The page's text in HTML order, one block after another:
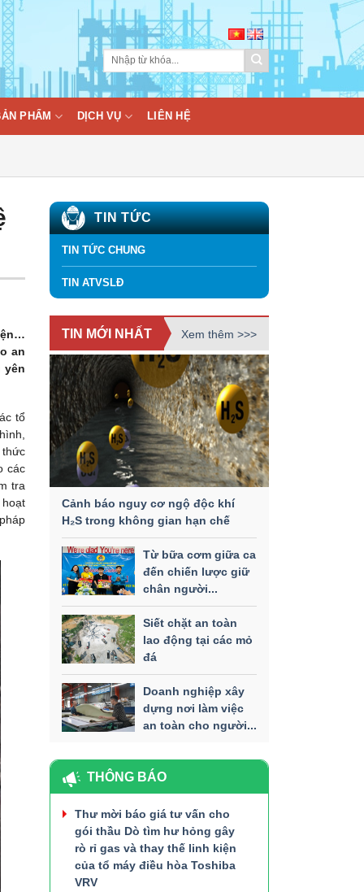
PHẨM DỊCH VỤ LIÊN HỆ
an
yên
tổ
thức
các
tra
TIN TỨC
TIN TỨC CHUNG
TIN ATVSLĐ
TIN MỚI NHẤT Xem thêm >>>
Cảnh báo nguy cơ ngộ độc khí
H₂S trong không gian hạn chế
Từ bữa cơm giữa ca
đến chiến lược giữ
chân người...
Siết chặt an toàn
lao động tại các mỏ
đá
Doanh nghiệp xây
dựng nơi làm việc
an toàn cho người...
THÔNG BÁO
Thư mời báo giá tư vấn cho
gói thầu Dò tìm hư hỏng gây
rò rỉ gas và thay thế linh kiện
của tổ máy điều hòa Toshiba
VRV